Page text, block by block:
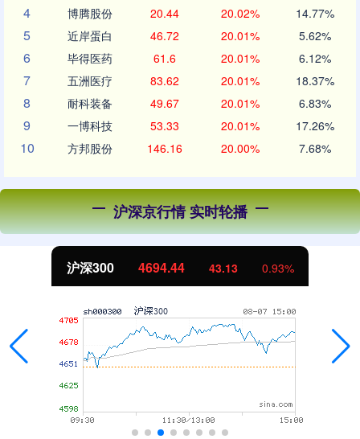
4 博腾股份 20.44 20.02% 14.77%
5 近岸蛋白 46.72 20.01% 5.62%
6 毕得医药 61.6 20.01% 6.12%
7 五洲医疗 83.62 20.01% 18.37%
8 耐科装备 49.67 20.01% 6.83%
9 一博科技 53.33 20.01% 17.26%
10 方邦股份 146.16 20.00% 7.68%
沪深京行情 实时轮播
沪深300 4694.44 43.13 0.93%